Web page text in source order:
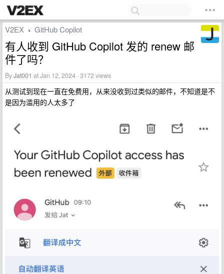
V2EX › GitHub Copilot
有人收到 GitHub Copilot 发的 renew 邮
件了吗？
ByJat001 at Jan 12, 2024 · 3172 views
从测试到现在一直在免费用，从来没收到过类似的邮件，不知道是不
是因为滥用的人太多了